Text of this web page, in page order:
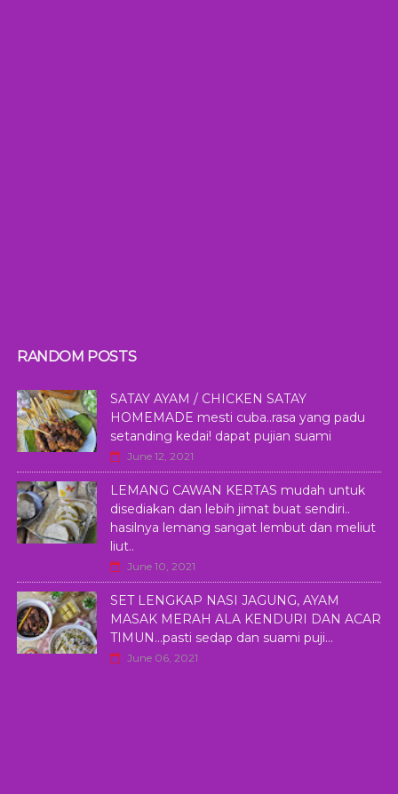
RANDOM POSTS
SATAY AYAM / CHICKEN SATAY
HOMEMADE mesti cuba..rasa yang padu
setanding kedai! dapat pujian suami
June 12, 2021
LEMANG CAWAN KERTAS mudah untuk
disediakan dan lebih jimat buat sendiri..
hasilnya lemang sangat lembut dan meliut
liut..
June 10, 2021
SET LENGKAP NASI JAGUNG, AYAM
MASAK MERAH ALA KENDURI DAN ACAR
TIMUN...pasti sedap dan suami puji...
June 06, 2021